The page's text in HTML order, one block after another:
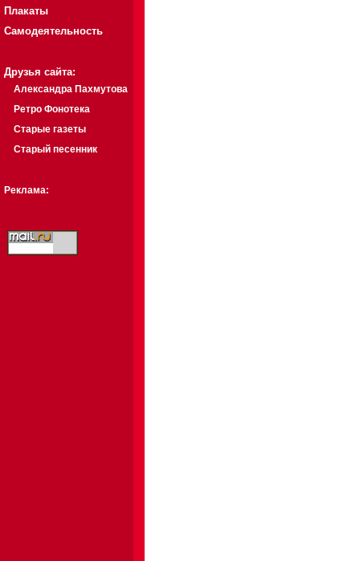
Плакаты
Самодеятельность
Друзья сайта:
Александра Пахмутова
Ретро Фонотека
Старые газеты
Старый песенник
Реклама: